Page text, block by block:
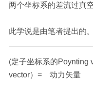
两个坐标系的差流过真
此学说是由笔者提出的
(定子坐标系的Poynting
vector）= 动力矢量